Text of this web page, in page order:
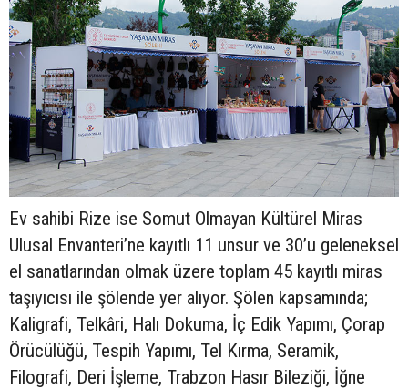
Ev sahibi Rize ise Somut Olmayan Kültürel Miras
Ulusal Envanteri’ne kayıtlı 11 unsur ve 30’u geleneksel
el sanatlarından olmak üzere toplam 45 kayıtlı miras
taşıyıcısı ile şölende yer alıyor. Şölen kapsamında;
Kaligrafi, Telkâri, Halı Dokuma, İç Edik Yapımı, Çorap
Örücülüğü, Tespih Yapımı, Tel Kırma, Seramik,
Filografi, Deri İşleme, Trabzon Hasır Bileziği, İğne